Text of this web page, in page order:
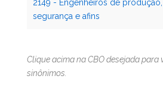
2149 - Engenheiros de
segurança e afins
Clique acima na CBO desejada para
sinônimos.